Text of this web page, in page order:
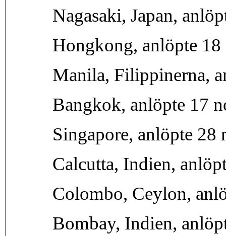
Nagasaki, Japan,
Hongkong, anlöpte
Manila, Filippinerna,
Bangkok, anlöpte 17
Singapore, anlöpte 28
Calcutta, Indien,
Colombo, Ceylon,
Bombay, Indien,